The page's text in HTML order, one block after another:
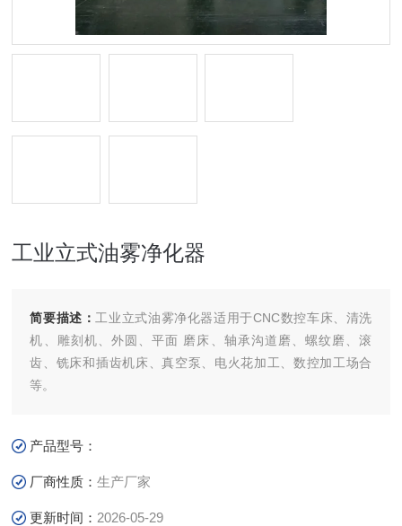
工业立式油雾净化器
简要描述： 工业立式油雾净化器适用于CNC数控车床、清洗
机、雕刻机、外圆、平面 磨床、轴承沟道磨、螺纹磨、滚
齿、铣床和插齿机床、真空泵、电火花加工、数控加工场合
等。
产品型号：
厂商性质：生产厂家
更新时间： 2026-05-29